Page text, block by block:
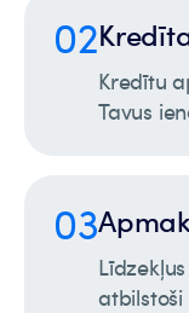
02
Kredītu
Tavus
03